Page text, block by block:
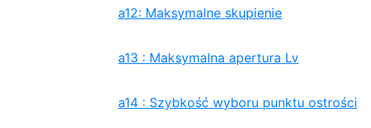
a12: Maksymalne skupienie
a13 : Maksymalna apertura Lv
a14 : Szybkość wyboru punktu ostrości